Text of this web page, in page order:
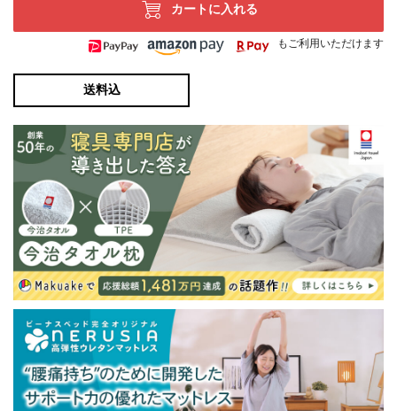
カートに入れる
もご利用いただけます
送料込